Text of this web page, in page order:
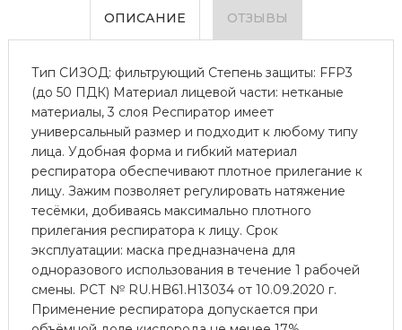
ОПИСАНИЕ ОТЗЫВЫ
Тип СИЗОД: фильтрующий Степень защиты: FFP3
(до 50 ПДК) Материал лицевой части: нетканые
материалы, 3 слоя Респиратор имеет
универсальный размер и подходит к любому типу
лица. Удобная форма и гибкий материал
респиратора обеспечивают плотное прилегание к
лицу. Зажим позволяет регулировать натяжение
тесёмки, добиваясь максимально плотного
прилегания респиратора к лицу. Срок
эксплуатации: маска предназначена для
одноразового использования в течение 1 рабочей
смены. РСТ № RU.HB61.H13034 от 10.09.2020 г.
Применение респиратора допускается при